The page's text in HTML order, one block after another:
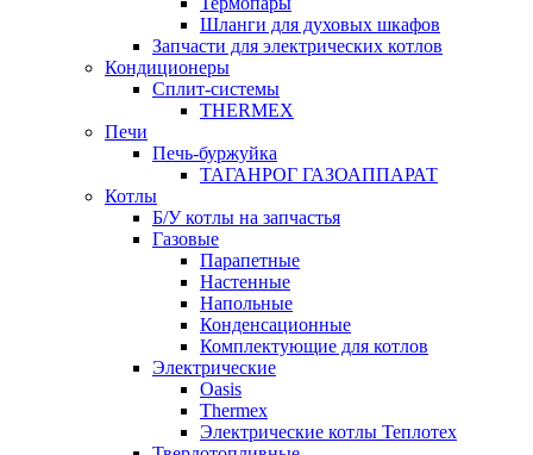
Шланги для духовых шкафов
Запчасти для электрических котлов
Кондиционеры
Сплит-системы
THERMEX
Печи
Печь-буржуйка
ТАГАНРОГ ГАЗОАППАРАТ
Котлы
Б/У котлы на запчастья
Газовые
Парапетные
Настенные
Напольные
Конденсационные
Комплектующие для котлов
Электрические
Oasis
Thermex
Электрические котлы Теплотех